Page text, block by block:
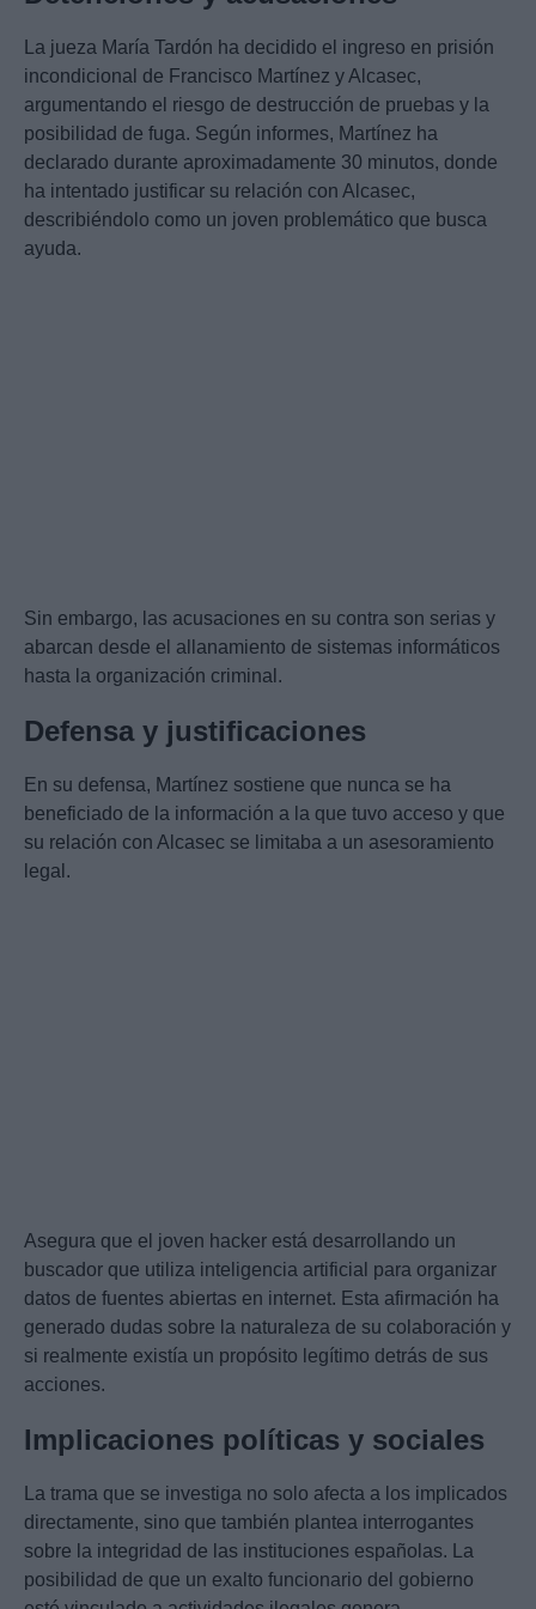
La jueza María Tardón ha decidido el ingreso en prisión
incondicional de Francisco Martínez y Alcasec,
argumentando el riesgo de destrucción de pruebas y la
posibilidad de fuga. Según informes, Martínez ha
declarado durante aproximadamente 30 minutos, donde
ha intentado justificar su relación con Alcasec,
describiéndolo como un joven problemático que busca
ayuda.
Sin embargo, las acusaciones en su contra son serias y
abarcan desde el allanamiento de sistemas informáticos
hasta la organización criminal.
Defensa y justificaciones
En su defensa, Martínez sostiene que nunca se ha
beneficiado de la información a la que tuvo acceso y que
su relación con Alcasec se limitaba a un asesoramiento
legal.
Asegura que el joven hacker está desarrollando un
buscador que utiliza inteligencia artificial para organizar
datos de fuentes abiertas en internet. Esta afirmación ha
generado dudas sobre la naturaleza de su colaboración y
si realmente existía un propósito legítimo detrás de sus
acciones.
Implicaciones políticas y sociales
La trama que se investiga no solo afecta a los implicados
directamente, sino que también plantea interrogantes
sobre la integridad de las instituciones españolas. La
posibilidad de que un exalto funcionario del gobierno